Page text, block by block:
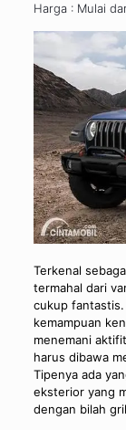
Harga : Mulai
Terkenal
termahal dari
cukup fantastis.
kemampuan
menemani
harus dibawa
Tipenya ada
eksterior yang
dengan bilah